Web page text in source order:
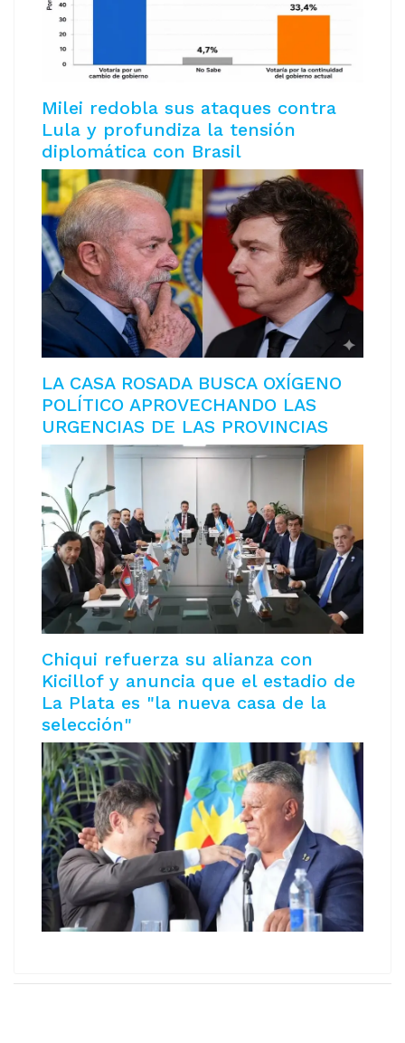
Milei redobla sus ataques contra
Lula y profundiza la tensión
diplomática con Brasil
LA CASA ROSADA BUSCA OXÍGENO
POLÍTICO APROVECHANDO LAS
URGENCIAS DE LAS PROVINCIAS
Chiqui refuerza su alianza con
Kicillof y anuncia que el estadio de
La Plata es "la nueva casa de la
selección"